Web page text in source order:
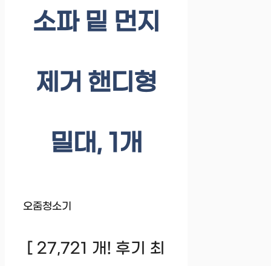
소파 밑 먼지
제거 핸디형
밀대, 1개
오줌청소기
[ 27,721 개! 후기 최